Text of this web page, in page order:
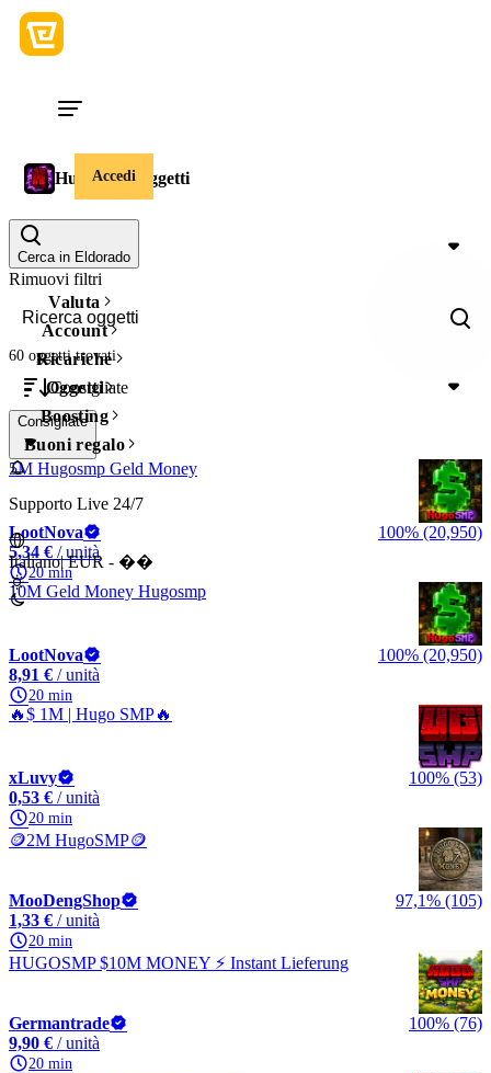
Accedi
Cerca in Eldorado
Valuta
Account
Ricariche
Oggetti
Boosting
Buoni regalo
Supporto Live 24/7
Italiano|EUR - ��
HugoSMP Oggetti
Prezzo
Rimuovi filtri
60 oggettitrovati
Consigliate
Consigliate
5M Hugosmp Geld Money
LootNova
100% (20,950)
5,34 € / unità
20 min
10M Geld Money Hugosmp
LootNova
100% (20,950)
8,91 € / unità
20 min
🔥$ 1M | Hugo SMP🔥
xLuvy
100% (53)
0,53 € / unità
20 min
🪙2M HugoSMP🪙
MooDengShop
97,1% (105)
1,33 € / unità
20 min
HUGOSMP $10M MONEY ⚡ Instant Lieferung
Germantrade
100% (76)
9,90 € / unità
20 min